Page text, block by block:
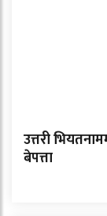
उत्तरी
बेपत्ता